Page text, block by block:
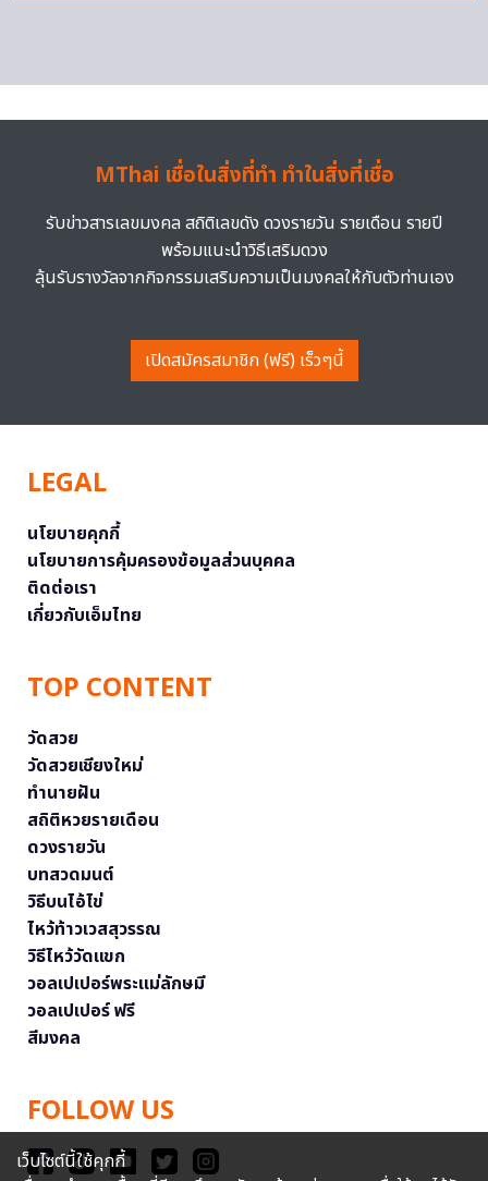
MThai เชื่อในสิ่งที่ทำ ทำในสิ่งที่เชื่อ
รับข่าวสารเลขมงคล สถิติเลขดัง ดวงรายวัน รายเดือน รายปี
พร้อมแนะนำวิธีเสริมดวง
ลุ้นรับรางวัลจากกิจกรรมเสริมความเป็นมงคลให้กับตัวท่านเอง
เปิดสมัครสมาชิก (ฟรี) เร็วๆนี้
LEGAL
นโยบายคุกกี้
นโยบายการคุ้มครองข้อมูลส่วนบุคคล
ติดต่อเรา
เกี่ยวกับเอ็มไทย
TOP CONTENT
วัดสวย
วัดสวยเชียงใหม่
ทำนายฝัน
สถิติหวยรายเดือน
ดวงรายวัน
บทสวดมนต์
วิธีบนไอ้ไข่
ไหว้ท้าวเวสสุวรรณ
วิธีไหว้วัดแขก
วอลเปเปอร์พระแม่ลักษมี
วอลเปเปอร์ ฟรี
สีมงคล
FOLLOW US
เว็บไซต์นี้ใช้คุกกี้